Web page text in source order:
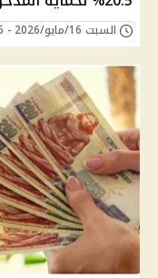
السبت 16/مايو/2026 - 12:26 م